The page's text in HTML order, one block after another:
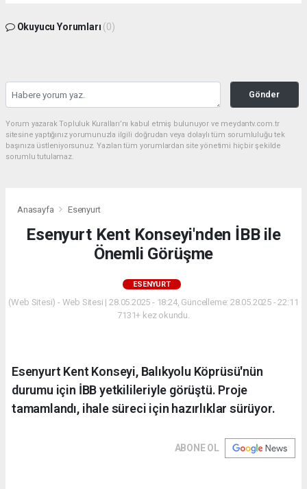
Okuyucu Yorumları (0)
Gönder
Yorum yazarak Topluluk Kuralları’nı kabul etmiş bulunuyor ve meydantv.com.tr
sitesine yaptığınız yorumunuzla ilgili doğrudan veya dolaylı tüm sorumluluğu tek
başınıza üstleniyorsunuz. Yazılan tüm yorumlardan site yönetimi hiçbir şekilde
sorumlu tutulamaz.
Anasayfa Esenyurt
Esenyurt Kent Konseyi'nden İBB ile
Önemli Görüşme
ESENYURT
(Web Sitesi) - Web Sitesi | 28.05.2025 - 18:24, Güncelleme: 28.05.2025 - 22:11
7131+ kez okundu.
Esenyurt Kent Konseyi, Balıkyolu Köprüsü'nün
durumu için İBB yetkilileriyle görüştü. Proje
tamamlandı, ihale süreci için hazırlıklar sürüyor.
ABONE OL